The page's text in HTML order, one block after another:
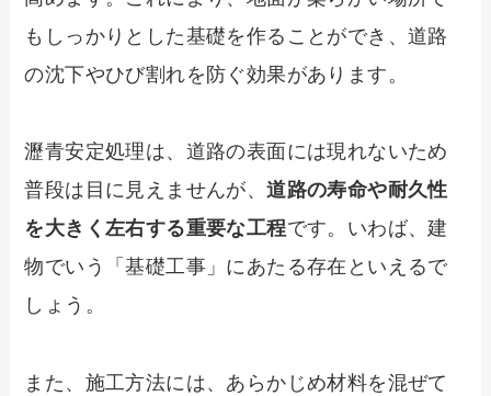
もしっかりとした基礎を作ることができ、道路
の沈下やひび割れを防ぐ効果があります。
瀝青安定処理は、道路の表面には現れないため
普段は目に見えませんが、道路の寿命や耐久性
を大きく左右する重要な工程です。いわば、建
物でいう「基礎工事」にあたる存在といえるで
しょう。
また、施工方法には、あらかじめ材料を混ぜて